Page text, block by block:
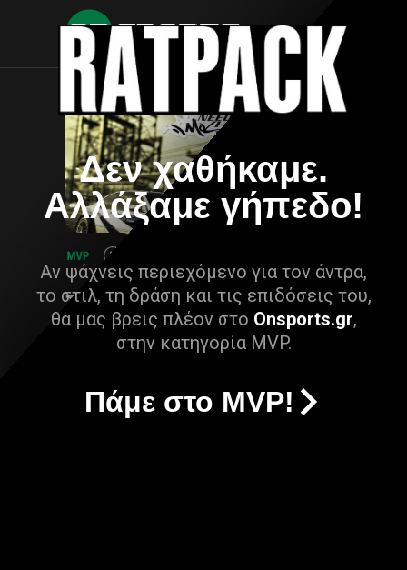
Δεν χαθήκαμε.
Αλλάξαμε γήπεδο!
Αν ψάχνεις περιεχόμενο για τον άντρα,
το στιλ, τη δράση και τις επιδόσεις του,
θα μας βρεις πλέον στο Onsports.gr,
στην κατηγορία MVP.
Πάμε στο MVP!